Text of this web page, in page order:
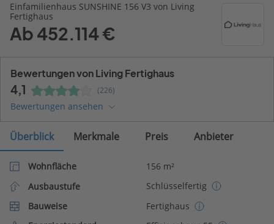
Einfamilienhaus SUNSHINE 156 V3 von Living
Fertighaus
Ab 452.114 €
Bewertungen von Living Fertighaus
4,1 (226)
Bewertungen ansehen
Überblick Merkmale Preis Anbieter
Wohnfläche
156 m²
Ausbaustufe
Schlüsselfertig
Bauweise
Fertighaus